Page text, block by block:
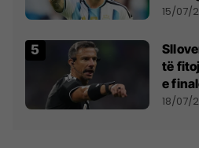
më të
15/07/
të
e
18/07/